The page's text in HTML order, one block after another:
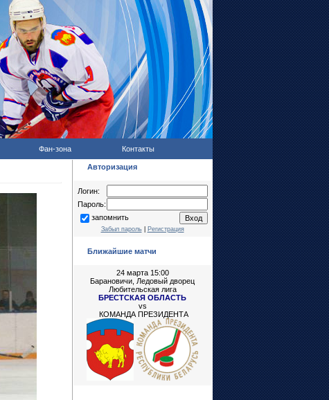
Фан-зона Контакты
Авторизация
Логин:
Пароль:
запомнить
Забыл пароль| Регистрация
Ближайшие матчи
24 марта 15:00
Барановичи, Ледовый дворец
Любительская лига
БРЕСТСКАЯ ОБЛАСТЬ
vs
КОМАНДА ПРЕЗИДЕНТА